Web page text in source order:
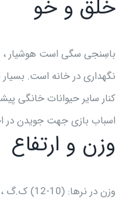
خلق و خو
باسِنجی سگی است هوشیار ،
نگهداری در خانه است.
کنار سایر حیوانات خانگی
اسباب بازی جهت جویدن در
وزن و ارتفاع
وزن در نرها: (10-12) ک.گ ، در ماده ها: (9-11) ک.گ